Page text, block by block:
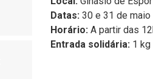
Datas: 30 e 31 de
Horário: A partir das
Entrada solidária: 1